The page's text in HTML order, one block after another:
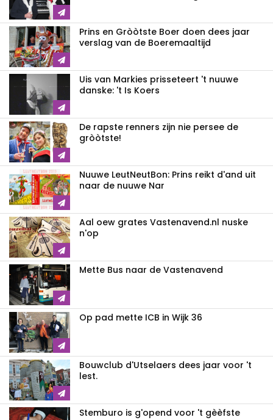
Prins en Gròòtste Boer doen dees jaar
verslag van de Boeremaaltijd
Uis van Markies prisseteert 't nuuwe
danske: 't Is Koers
De rapste renners zijn nie persee de
gròòtste!
Nuuwe LeutNeutBon: Prins reikt d'and uit
naar de nuuwe Nar
Aal oew grates Vastenavend.nl nuske
n'op
Mette Bus naar de Vastenavend
Op pad mette ICB in Wijk 36
Bouwclub d'Utselaers dees jaar voor 't
lest.
Stemburo is g'opend voor 't gèèfste